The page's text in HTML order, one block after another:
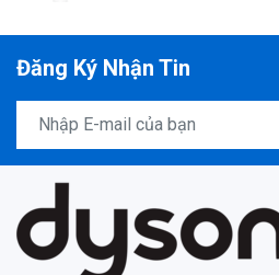
Đăng Ký Nhận Tin